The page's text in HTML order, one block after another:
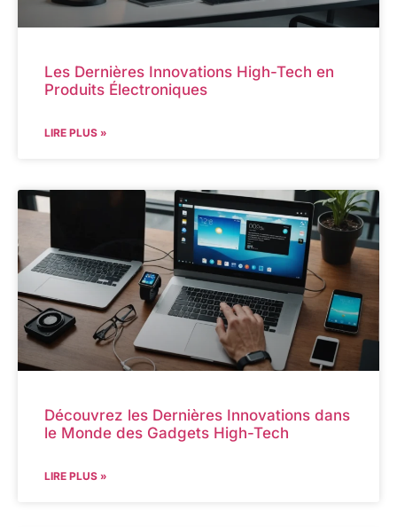
Les Dernières Innovations High-Tech en
Produits Électroniques
LIRE PLUS »
Découvrez les Dernières Innovations dans
le Monde des Gadgets High-Tech
LIRE PLUS »